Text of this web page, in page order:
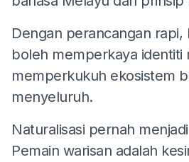
Dengan perancangan rapi,
boleh memperkaya identiti
memperkukuh ekosistem
menyeluruh.
Naturalisasi pernah
Pemain warisan adalah